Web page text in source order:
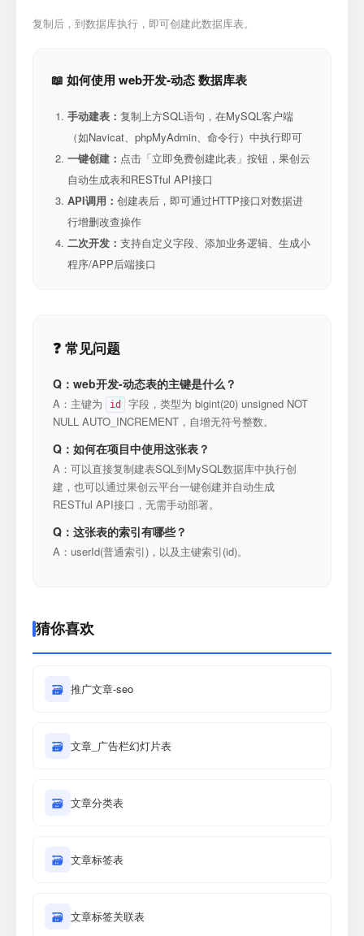
复制后，到数据库执行，即可创建此数据库表。
📖 如何使用 web开发-动态 数据库表
手动建表： 复制上方SQL语句，在MySQL客户端
（如Navicat、phpMyAdmin、命令行）中执行即可
一键创建： 点击「立即免费创建此表」按钮，果创云
自动生成表和RESTful API接口
API调用： 创建表后，即可通过HTTP接口对数据进
行增删改查操作
二次开发： 支持自定义字段、添加业务逻辑、生成小
程序/APP后端接口
❓ 常见问题
Q：web开发-动态表的主键是什么？
A：主键为 id
字段，类型为 bigint(20) unsigned NOT
NULL AUTO_INCREMENT，自增无符号整数。
Q：如何在项目中使用这张表？
A：可以直接复制建表SQL到MySQL数据库中执行创
建，也可以通过果创云平台一键创建并自动生成
RESTful API接口，无需手动部署。
Q：这张表的索引有哪些？
A：userId(普通索引)，以及主键索引(id)。
猜你喜欢
🗃 推广文章-seo
🗃 文章_广告栏幻灯片表
🗃 文章分类表
🗃 文章标签表
🗃 文章标签关联表